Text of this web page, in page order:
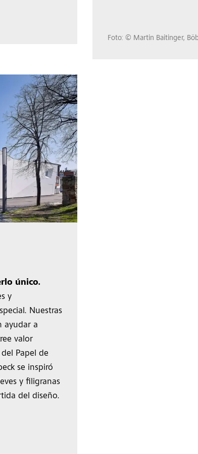
Foto: © Martin Baitinger,
único.
y
Nuestras
ayudar a
valor
Papel de
se inspiró
y filigranas
del diseño.